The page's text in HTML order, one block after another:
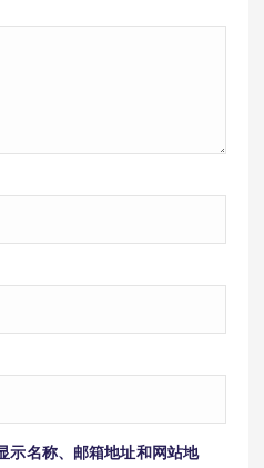
示名称、邮箱地址和网站地